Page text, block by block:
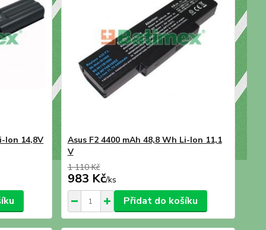
Ion 14,8V
Asus F2 4400 mAh 48,8 Wh Li-Ion 11,1
V
1 110 Kč
983 Kč/ks
Přidat do košíku